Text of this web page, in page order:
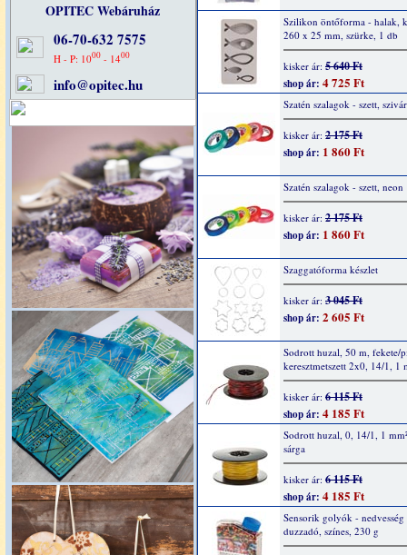
OPITEC Webáruház
06-70-632 7575
H - P: 1000- 1400
info@opitec.hu
Szilikon öntőforma - halak,
260 x 25 mm, szürke, 1 db
kisker ár: 5 640 Ft
shop ár: 4 725 Ft
Szatén szalagok - szett,
kisker ár: 2 175 Ft
shop ár: 1 860 Ft
Szatén szalagok - szett, neon
kisker ár: 2 175 Ft
shop ár: 1 860 Ft
Szaggatóforma készlet
kisker ár: 3 045 Ft
shop ár: 2 605 Ft
Sodrott huzal, 50 m, fekete/
keresztmetszett 2x0, 14/1, 1
kisker ár: 6 115 Ft
shop ár: 4 185 Ft
Sodrott huzal, 0, 14/1, 1
sárga
kisker ár: 6 115 Ft
shop ár: 4 185 Ft
Sensorik golyók - nedvesség
duzzadó, színes, 230 g